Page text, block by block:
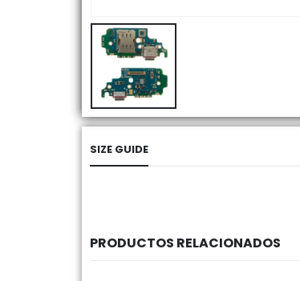
SIZE GUIDE
PRODUCTOS RELACIONADOS